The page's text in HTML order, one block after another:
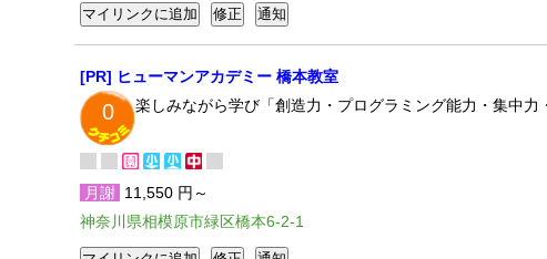
[PR] ヒューマンアカデミー 橋本教室
0 楽しみながら学び「創造力・プログラミング能力・集中
月謝 11,550 円～
神奈川県相模原市緑区橋本6-2-1